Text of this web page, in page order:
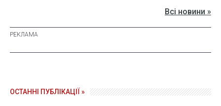
Всі новини »
ОСТАННІ ПУБЛІКАЦІЇ »